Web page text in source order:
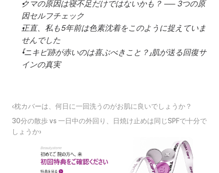
クマの原因は寝不足だけではないかも？ ── 3つの原
因セルフチェック
正直、私も5年前は色素沈着をこのように捉えていま
せんでした
「ニキビ跡が赤いのは喜ぶべきこと？」肌が送る回復サ
インの真実
‹枕カバーは、何日に一回洗うのがお肌に良いでしょうか？
30分の散歩 vs 一日中の外回り、日焼け止めは同じSPFで十分で
しょうか›